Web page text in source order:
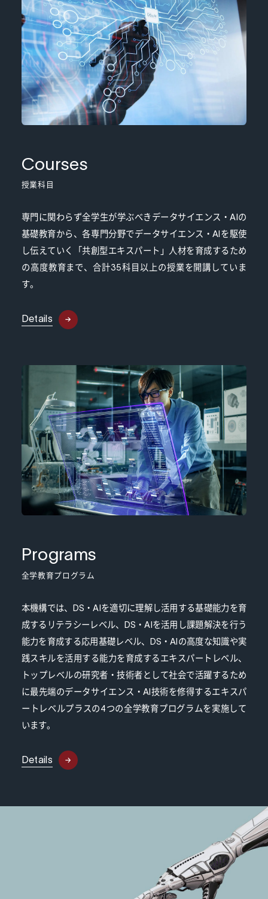
Courses
授業科目
専門に関わらず全学生が学ぶべきデータサイエンス・AIの
基礎教育から、各専門分野でデータサイエンス・AIを駆使
し伝えていく「共創型エキスパート」人材を育成するため
の高度教育まで、合計35科目以上の授業を開講していま
す。
Details
Programs
全学教育プログラム
本機構では、DS・AIを適切に理解し活用する基礎能力を育
成するリテラシーレベル、DS・AIを活用し課題解決を行う
能力を育成する応用基礎レベル、DS・AIの高度な知識や実
践スキルを活用する能力を育成するエキスパートレベル、
トップレベルの研究者・技術者として社会で活躍するため
に最先端のデータサイエンス・AI技術を修得するエキスパ
ートレベルプラスの4つの全学教育プログラムを実施して
います。
Details